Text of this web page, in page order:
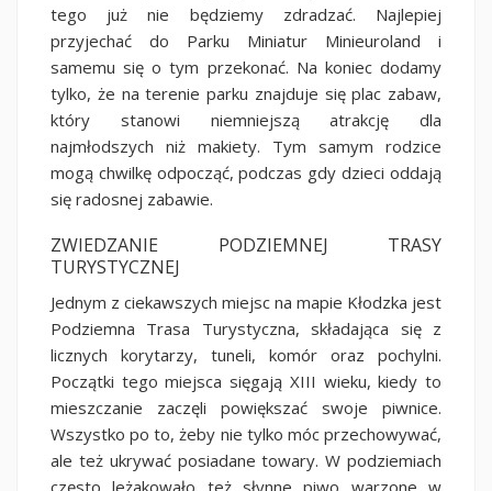
tego już nie będziemy zdradzać. Najlepiej
przyjechać do Parku Miniatur Minieuroland i
samemu się o tym przekonać. Na koniec dodamy
tylko, że na terenie parku znajduje się plac zabaw,
który stanowi niemniejszą atrakcję dla
najmłodszych niż makiety. Tym samym rodzice
mogą chwilkę odpocząć, podczas gdy dzieci oddają
się radosnej zabawie.
ZWIEDZANIE PODZIEMNEJ TRASY
TURYSTYCZNEJ
Jednym z ciekawszych miejsc na mapie Kłodzka jest
Podziemna Trasa Turystyczna, składająca się z
licznych korytarzy, tuneli, komór oraz pochylni.
Początki tego miejsca sięgają XIII wieku, kiedy to
mieszczanie zaczęli powiększać swoje piwnice.
Wszystko po to, żeby nie tylko móc przechowywać,
ale też ukrywać posiadane towary. W podziemiach
często leżakowało też słynne piwo warzone w